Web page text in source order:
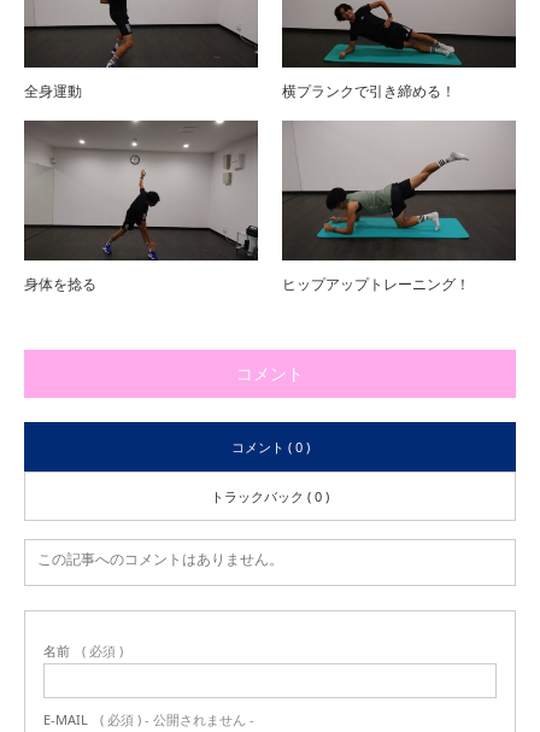
全身運動 横プランクで引き締める！
身体を捻る ヒップアップトレーニング！
コメント
コメント ( 0 )
トラックバック ( 0 )
この記事へのコメントはありません。
名前 ( 必須 )
E-MAIL ( 必須 ) - 公開されません -